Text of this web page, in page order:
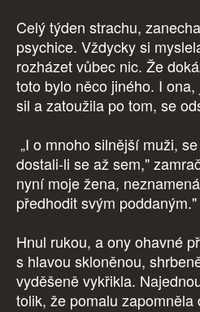
Celý týden strachu,
psychice. Vždycky si
rozházet vůbec nic. Že
toto bylo něco jiného. I
sil a zatoužila po tom, se
„I o mnoho silnější muži,
dostali-li se až sem,"
nyní moje žena,
předhodit svým poddaným."
Hnul rukou, a ony ohavné
s hlavou skloněnou,
vyděšeně vykřikla.
tolik, že pomalu zapomněla